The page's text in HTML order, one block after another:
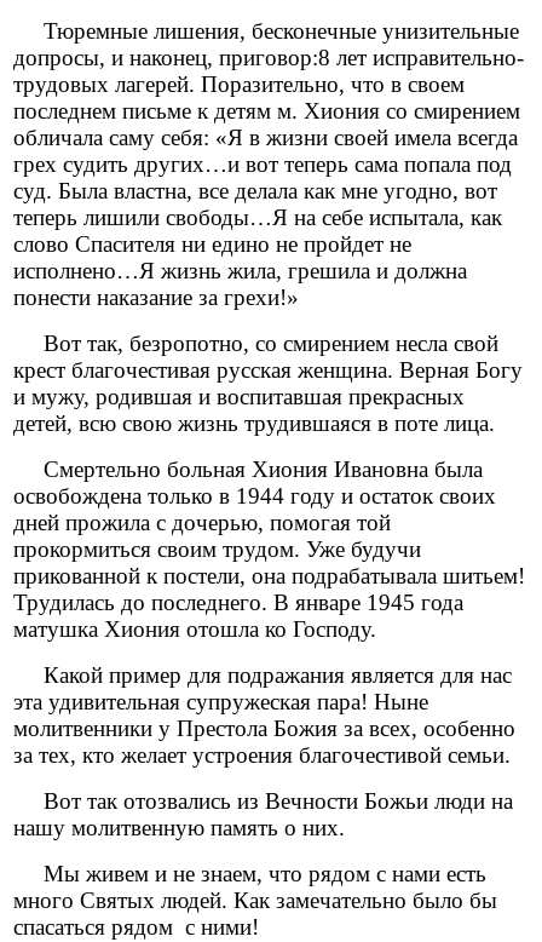
Тюремные лишения, бесконечные унизительные
допросы, и наконец, приговор:8 лет исправительно-
трудовых лагерей. Поразительно, что в своем
последнем письме к детям м. Хиония со смирением
обличала саму себя: «Я в жизни своей имела всегда
грех судить других…и вот теперь сама попала под
суд. Была властна, все делала как мне угодно, вот
теперь лишили свободы…Я на себе испытала, как
слово Спасителя ни едино не пройдет не
исполнено…Я жизнь жила, грешила и должна
понести наказание за грехи!»
Вот так, безропотно, со смирением несла свой
крест благочестивая русская женщина. Верная Богу
и мужу, родившая и воспитавшая прекрасных
детей, всю свою жизнь трудившаяся в поте лица.
Смертельно больная Хиония Ивановна была
освобождена только в 1944 году и остаток своих
дней прожила с дочерью, помогая той
прокормиться своим трудом. Уже будучи
прикованной к постели, она подрабатывала шитьем!
Трудилась до последнего. В январе 1945 года
матушка Хиония отошла ко Господу.
Какой пример для подражания является для нас
эта удивительная супружеская пара! Ныне
молитвенники у Престола Божия за всех, особенно
за тех, кто желает устроения благочестивой семьи.
Вот так отозвались из Вечности Божьи люди на
нашу молитвенную память о них.
Мы живем и не знаем, что рядом с нами есть
много Святых людей. Как замечательно было бы
спасаться рядом с ними!